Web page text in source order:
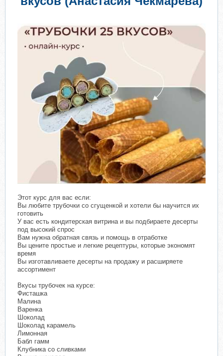
Этот курс для вас если:
Вы любите трубочки со сгущенкой и хотели бы научится их
готовить
У вас есть кондитерская витрина и вы подбираете десерты
под высокий спрос
Вам нужна обратная связь и помощь в отработке
Вы цените простые и легкие рецептуры, которые экономят
время
Вы изготавливаете десерты на продажу и расширяете
ассортимент
Вкусы трубочек на курсе:
Фисташка
Малина
Варенка
Шоколад
Шоколад карамель
Лимонная
Бабл гамм
Клубника со сливками